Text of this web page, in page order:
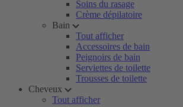
Soins du rasage
Crème dépilatoire
Bain
Tout afficher
Accessoires de bain
Peignoirs de bain
Serviettes de toilette
Trousses de toilette
Cheveux
Tout afficher